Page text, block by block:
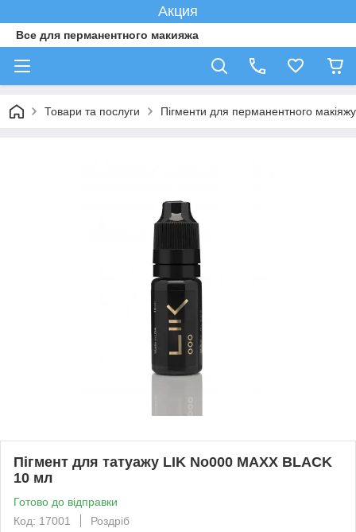
Акция
Все для перманентного макияжа
Товари та послуги Пігменти для перманентного макіяжу
Пігмент для татуажу LIK No000 MAXX BLACK
10 мл
Готово до відправки
Код: 17001
Роздріб